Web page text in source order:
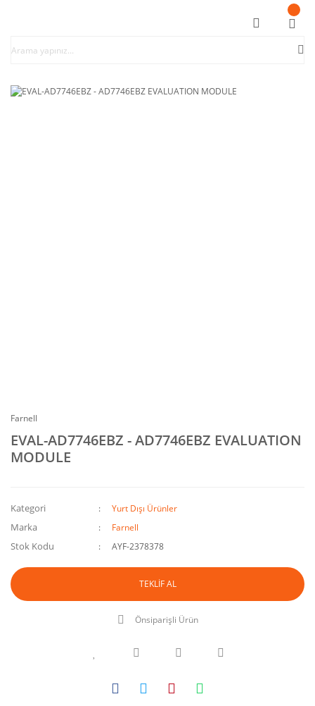
Farnell
EVAL-AD7746EBZ - AD7746EBZ EVALUATION
MODULE
Kategori Yurt Dışı Ürünler
Marka Farnell
Stok Kodu AYF-2378378
TEKLİF AL
Önsiparişli Ürün